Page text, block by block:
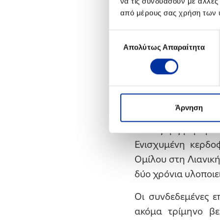
από μέρους σας χρήση των
συγκατάθεσης
Απολύτως Απαραίτητα
Άρνηση
διαθεσιμότητας
ζήτηση καυσίμων
αγορά να
παραπάνω θετικά
μεταβλητού
αερίου, σε
δικαιωμάτων
Ιδιαίτερα υψηλά
καθώς η ζήτηση
Ενισχυμένη
Ομίλου στη
δύο χρόνια
Οι συνδεδεμένες
ακόμα τρίμηνο